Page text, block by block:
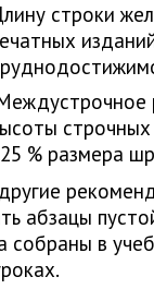
строки
% размера
абзацы
собраны в